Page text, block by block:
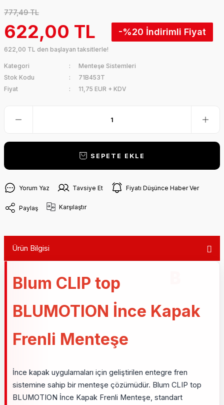
777,49 TL
622,00 TL -%20
622,00 TL den başlayan taksitlerle!
Kategori
Menteşe Sistemleri
Stok Kodu
71B453T
Fiyat
11,75 EUR + KDV
SEPETE EKLE
Yorum Yaz Tavsiye Et Fiyatı Düşünce Haber Ver
Paylaş Karşılaştır
Ürün Bilgisi
Blum CLIP top
BLUMOTION İnce Kapak
Frenli Menteşe
İnce kapak uygulamaları için geliştirilen entegre fren
sistemine sahip bir menteşe çözümüdür. Blum CLIP top
BLUMOTION İnce Kapak Frenli Menteşe, standart